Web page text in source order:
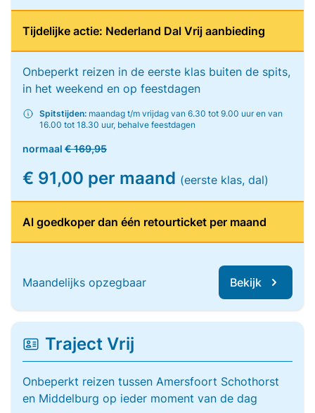
Tijdelijke actie: Nederland Dal Vrij aanbieding
Onbeperkt reizen in de eerste klas buiten de spits,
in het weekend en op feestdagen
Spitstijden: maandag t/m vrijdag van 6.30 tot 9.00 uur en van
16.00 tot 18.30 uur, behalve feestdagen
normaal € 169,95
€ 91,00 per maand (eerste klas, dal)
Al goedkoper dan één retourticket per maand
Maandelijks opzegbaar Bekijk
Traject Vrij
Onbeperkt reizen tussen Amersfoort Schothorst
en Middelburg op ieder moment van de dag